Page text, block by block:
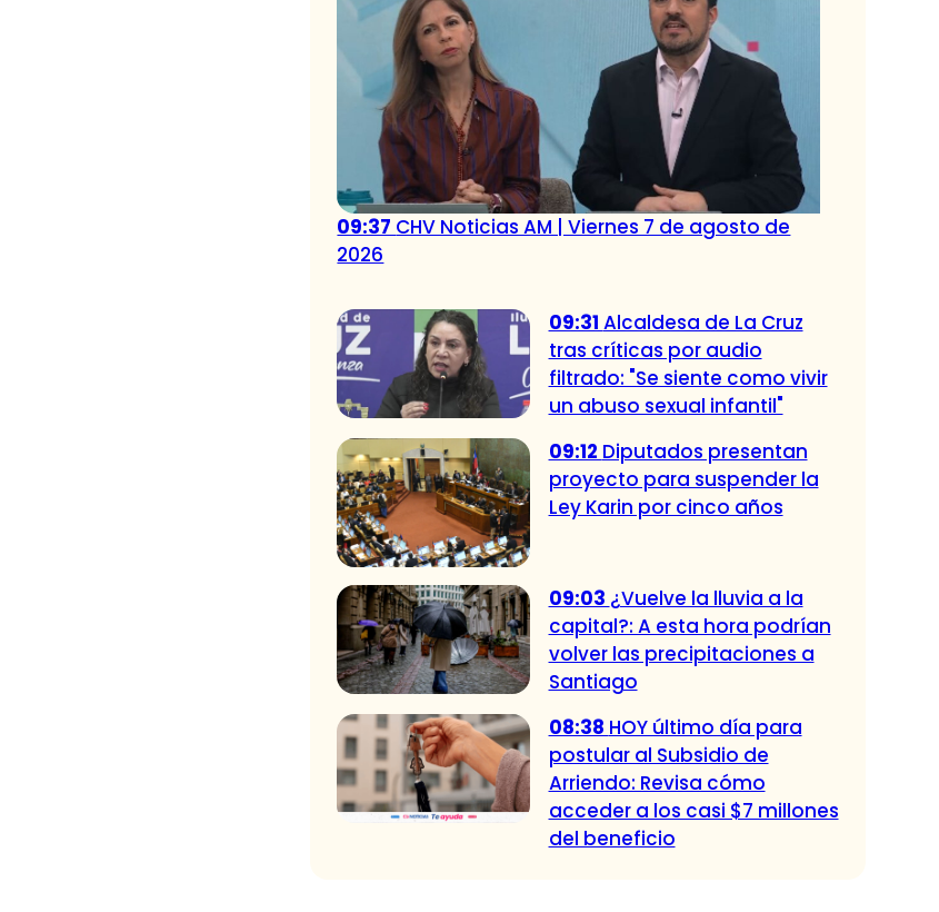
09:37 CHV Noticias AM | Viernes 7 de agosto de
2026
09:31 Alcaldesa de La Cruz
tras críticas por audio
filtrado: "Se siente como vivir
un abuso sexual infantil"
09:12 Diputados presentan
proyecto para suspender la
Ley Karin por cinco años
09:03 ¿Vuelve la lluvia a la
capital?: A esta hora podrían
volver las precipitaciones a
Santiago
08:38 HOY último día para
postular al Subsidio de
Arriendo: Revisa cómo
acceder a los casi $7 millones
del beneficio